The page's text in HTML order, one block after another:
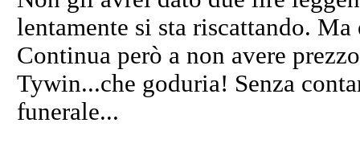
lentamente si sta riscattando.
Continua però a non avere
Tywin...che goduria! Senza
funerale...